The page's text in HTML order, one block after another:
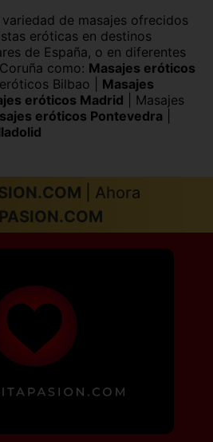
de masajes ofrecidos
eróticas en destinos
de España, o en diferentes
como: Masajes eróticos
Bilbao
Masajes
eróticos Madrid
Masajes
eróticos Pontevedra
| Ahora